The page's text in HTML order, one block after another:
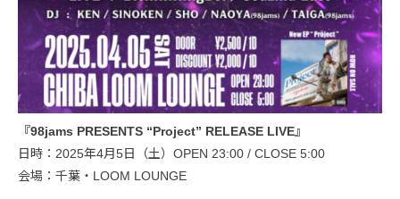
『98jams PRESENTS “Project” RELEASE LIVE』
日時：2025年4月5日（土）OPEN 23:00 / CLOSE 5:00
会場：千葉・LOOM LOUNGE